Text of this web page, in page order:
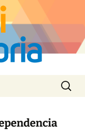
Buscar: